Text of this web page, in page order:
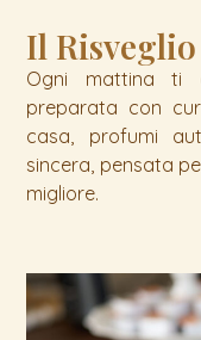
Il
Ogni mattina ti
preparata con
casa, profumi
sincera, pensata
migliore.